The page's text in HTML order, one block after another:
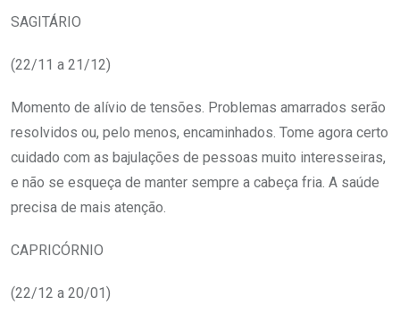
SAGITÁRIO
(22/11 a 21/12)
Momento de alívio de tensões. Problemas amarrados serão
resolvidos ou, pelo menos, encaminhados. Tome agora certo
cuidado com as bajulações de pessoas muito interesseiras,
e não se esqueça de manter sempre a cabeça fria. A saúde
precisa de mais atenção.
CAPRICÓRNIO
(22/12 a 20/01)